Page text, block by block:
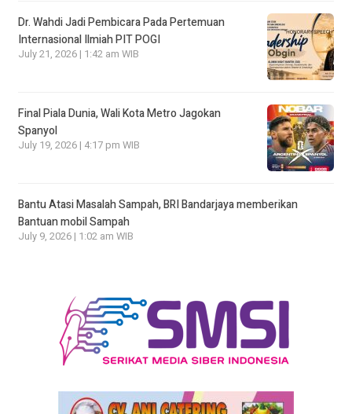
Dr. Wahdi Jadi Pembicara Pada Pertemuan
Internasional Ilmiah PIT POGI
July 21, 2026 | 1:42 am WIB
Final Piala Dunia, Wali Kota Metro Jagokan
Spanyol
July 19, 2026 | 4:17 pm WIB
Bantu Atasi Masalah Sampah, BRI Bandarjaya memberikan
Bantuan mobil Sampah
July 9, 2026 | 1:02 am WIB